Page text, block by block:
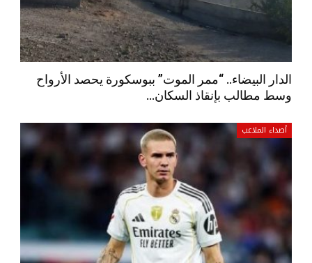
الدار البيضاء.. “ممر الموت” ببوسكورة يحصد الأرواح
وسط مطالب بإنقاذ السكان…
أصداء الملاعب